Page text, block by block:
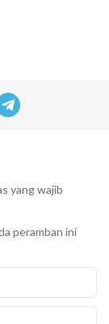
yang wajib
peramban ini